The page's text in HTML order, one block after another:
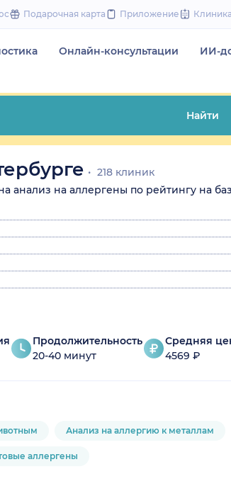
to
Подарочная карта Приложение
Онлайн-консультации ИИ-
Найти
218 клиник
анализ на аллергены по рейтингу на
Продолжительность
20-40 минут
Средняя
4569 ₽
Анализ на аллергию к металлам
аллергены